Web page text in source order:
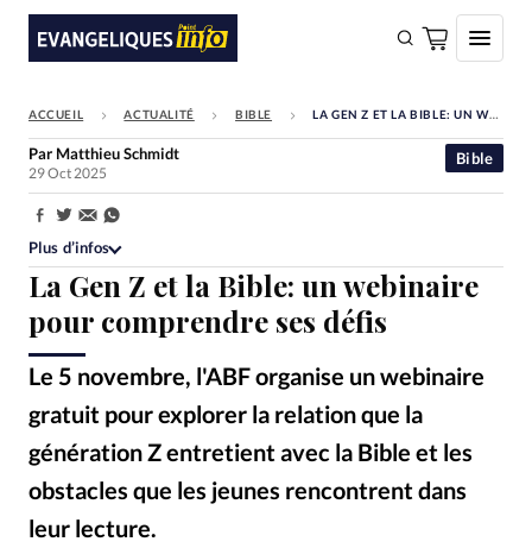
FAIRE UN DON
Faire un don
Eglises
Société
Bible
Toute l'actualité
Se connecter
Devise:CHF
RUBRIQUES
ACCUEIL ACTUALITÉ BIBLE LA GEN Z ET LA BIBLE: UN WEBINAIRE POUR COMPRENDRE SES DÉFIS
La Gen Z et la Bible: un webinaire
pour comprendre ses défis
Le 5 novembre, l'ABF organise un webinaire
gratuit pour explorer la relation que la
génération Z entretient avec la Bible et les
obstacles que les jeunes rencontrent dans
leur lecture.
Bible
Par Matthieu Schmidt
29 Oct 2025
Partager:
Plus d’infos